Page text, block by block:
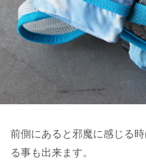
前側にあると邪魔に感じる
る事も出来ます。